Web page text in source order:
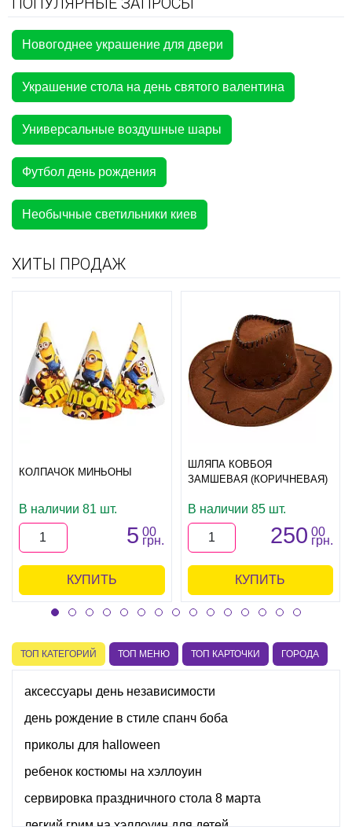
Новогоднее украшение для двери
Украшение стола на день святого валентина
Универсальные воздушные шары
Футбол день рождения
Необычные светильники киев
ХИТЫ ПРОДАЖ
КОЛПАЧОК МИНЬОНЫ
В наличии 81 шт.
5 00
грн.
КУПИТЬ
ШЛЯПА КОВБОЯ
ЗАМШЕВАЯ (КОРИЧНЕВАЯ)
В наличии 85 шт.
250 00
грн.
КУПИТЬ
ТОП КАТЕГОРИЙ ТОП МЕНЮ ТОП КАРТОЧКИ ГОРОДА
аксессуары день независимости
день рождение в стиле спанч боба
приколы для halloween
ребенок костюмы на хэллоуин
сервировка праздничного стола 8 марта
легкий грим на хэллоуин для детей